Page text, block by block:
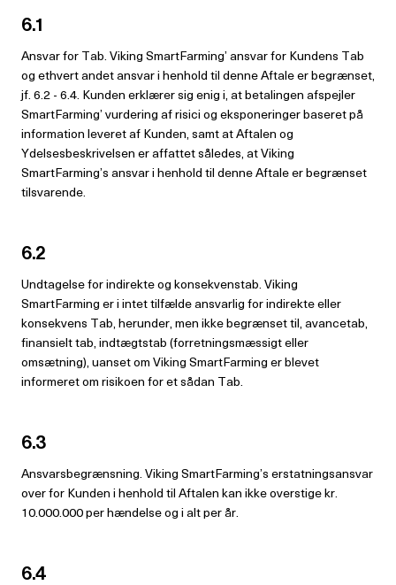
6.1
Ansvar for Tab. Viking SmartFarming’ ansvar for Kundens Tab
og ethvert andet ansvar i henhold til denne Aftale er begrænset,
jf. 6.2 - 6.4. Kunden erklærer sig enig i, at betalingen afspejler
SmartFarming’ vurdering af risici og eksponeringer baseret på
information leveret af Kunden, samt at Aftalen og
Ydelsesbeskrivelsen er affattet således, at Viking
SmartFarming’s ansvar i henhold til denne Aftale er begrænset
tilsvarende.
6.2
Undtagelse for indirekte og konsekvenstab. Viking
SmartFarming er i intet tilfælde ansvarlig for indirekte eller
konsekvens Tab, herunder, men ikke begrænset til, avancetab,
finansielt tab, indtægtstab (forretningsmæssigt eller
omsætning), uanset om Viking SmartFarming er blevet
informeret om risikoen for et sådan Tab.
6.3
Ansvarsbegrænsning. Viking SmartFarming’s erstatningsansvar
over for Kunden i henhold til Aftalen kan ikke overstige kr.
10.000.000 per hændelse og i alt per år.
6.4